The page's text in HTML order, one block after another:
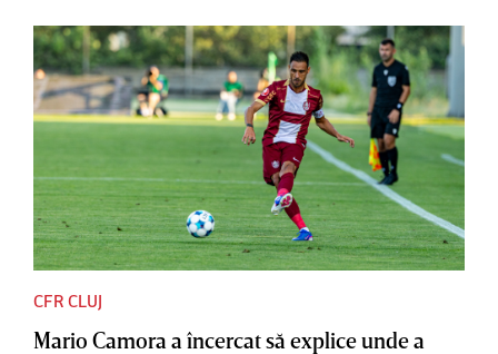
CFR CLUJ
Mario Camora a încercat să explice unde a